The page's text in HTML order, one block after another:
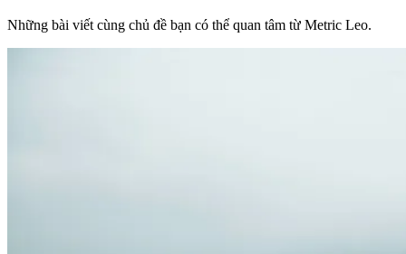
Những bài viết cùng chủ đề bạn có thể quan tâm từ Metric Leo.